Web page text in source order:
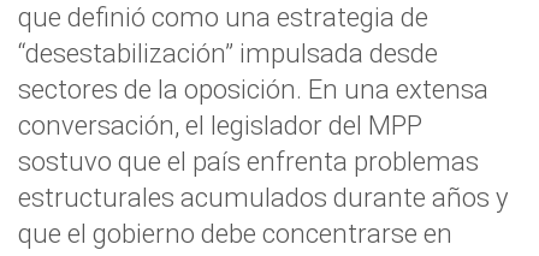
que definió como una estrategia de
“desestabilización” impulsada desde
sectores de la oposición. En una extensa
conversación, el legislador del MPP
sostuvo que el país enfrenta problemas
estructurales acumulados durante años y
que el gobierno debe concentrarse en